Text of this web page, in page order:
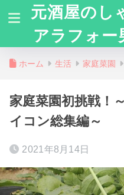
元酒屋のし
アラフォー
ホーム 生活 家庭菜園
家庭菜園初挑戦！
イコン総集編～
2021年8月14日